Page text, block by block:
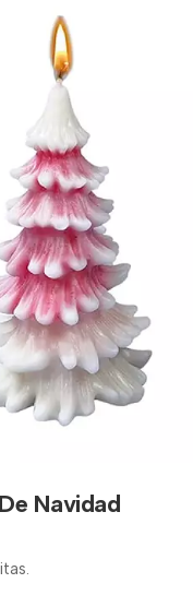
Navidad